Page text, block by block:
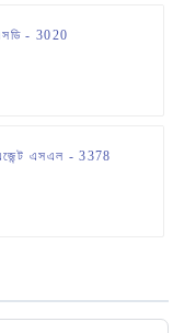
- 3020
এজেন্ট এসএল - 3378